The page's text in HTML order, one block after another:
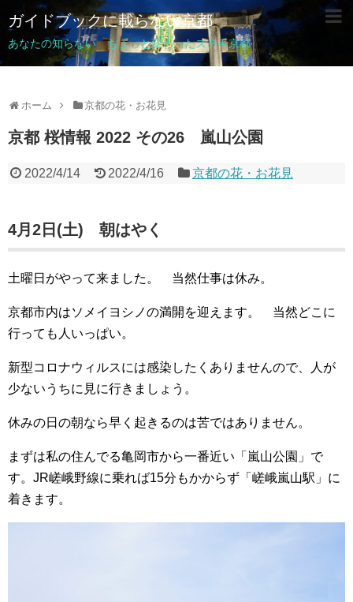
ガイドブックに載らない京都
あなたの知らない ちょっと変わったステキ京都
ホーム 京都の花・お花見
京都 桜情報 2022 その26 嵐山公園
2022/4/14 2022/4/16 京都の花・お花見
4月2日(土) 朝はやく
土曜日がやって来ました。 当然仕事は休み。
京都市内はソメイヨシノの満開を迎えます。 当然どこに
行っても人いっぱい。
新型コロナウィルスには感染したくありませんので、人が
少ないうちに見に行きましょう。
休みの日の朝なら早く起きるのは苦ではありません。
まずは私の住んでる亀岡市から一番近い「嵐山公園」で
す。JR嵯峨野線に乗れば15分もかからず「嵯峨嵐山駅」に
着きます。